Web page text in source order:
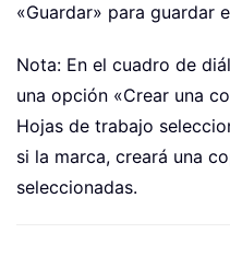
«Guardar» para guardar
Nota: En el cuadro de
una opción «Crear una
Hojas de trabajo
si la marca, creará una
seleccionadas.